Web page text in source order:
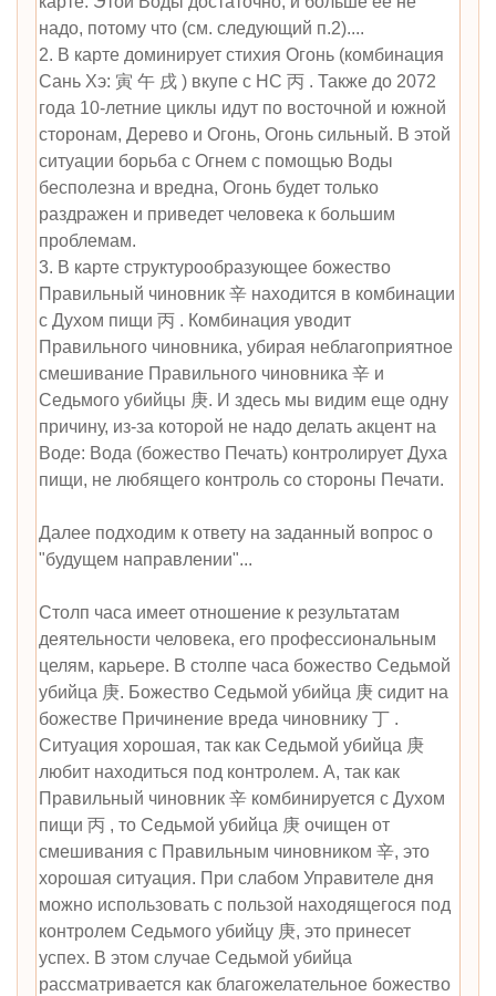
надо, потому что (см. следующий п.2)....
2. В карте доминирует стихия Огонь (комбинация
Сань Хэ: 寅 午 戌 ) вкупе с НС 丙 . Также до 2072
года 10-летние циклы идут по восточной и южной
сторонам, Дерево и Огонь, Огонь сильный. В этой
ситуации борьба с Огнем с помощью Воды
бесполезна и вредна, Огонь будет только
раздражен и приведет человека к большим
проблемам.
3. В карте структурообразующее божество
Правильный чиновник 辛 находится в комбинации
с Духом пищи 丙 . Комбинация уводит
Правильного чиновника, убирая неблагоприятное
смешивание Правильного чиновника 辛 и
Седьмого убийцы 庚. И здесь мы видим еще одну
причину, из-за которой не надо делать акцент на
Воде: Вода (божество Печать) контролирует Духа
пищи, не любящего контроль со стороны Печати.
Далее подходим к ответу на заданный вопрос о
"будущем направлении"...
Столп часа имеет отношение к результатам
деятельности человека, его профессиональным
целям, карьере. В столпе часа божество Седьмой
убийца 庚. Божество Седьмой убийца 庚 сидит на
божестве Причинение вреда чиновнику 丁 .
Ситуация хорошая, так как Седьмой убийца 庚
любит находиться под контролем. А, так как
Правильный чиновник 辛 комбинируется с Духом
пищи 丙 , то Седьмой убийца 庚 очищен от
смешивания с Правильным чиновником 辛, это
хорошая ситуация. При слабом Управителе дня
можно использовать с пользой находящегося под
контролем Седьмого убийцу 庚, это принесет
успех. В этом случае Седьмой убийца
рассматривается как благожелательное божество